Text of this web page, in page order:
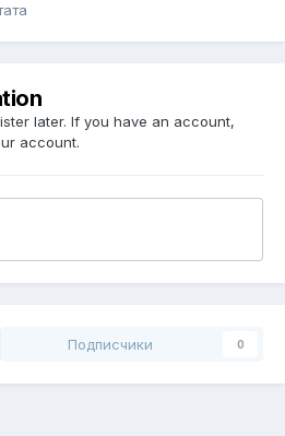
later. If you have an account,
account.
Подписчики 0